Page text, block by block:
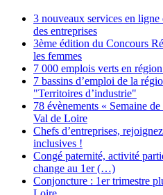
3 nouveaux services en
des entreprises
3ème édition du Concours
les femmes
7 000 emplois verts en
7 bassins d’emploi de la
"Territoires d’industrie"
78 évènements « Semaine
Val de Loire
Chefs d’entreprises,
inclusives !
Congé paternité, activité
change au 1er (…)
Conjoncture : 1er trimestre